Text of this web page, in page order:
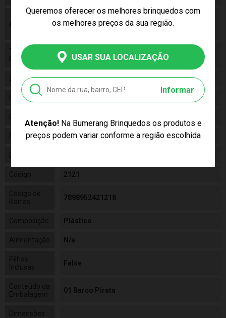
Queremos oferecer os melhores brinquedos com
os melhores preços da sua região.
USAR SUA LOCALIZAÇÃO
Informar
Atenção!Na Bumerang Brinquedos os produtos e
preços podem variar conforme a região escolhida
Aviso
As cores podem variar entre as imagens
mostradas acima e o produto. Imagens
Tamanho
Produto
30cm
Gênero Masculino
Personagem
Categoria
Fabricante Maral
Código 2121
7898952421218
Plástico
N/a
False
01 Barco Pirata